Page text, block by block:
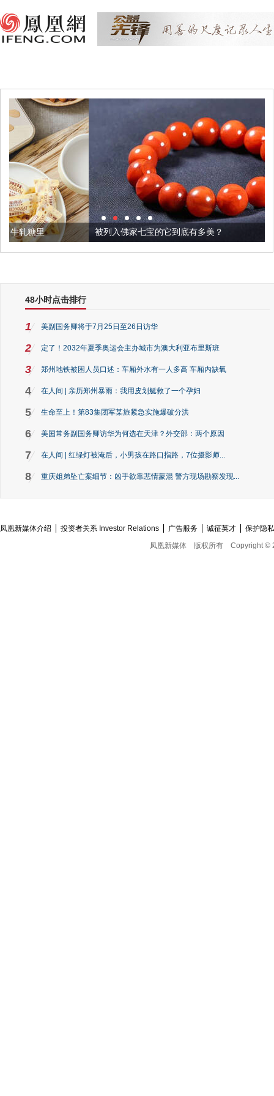
被列入佛家七宝的它到底有多美？
48小时点击排行
1 美副国务卿将于7月25日至26日访华
2 定了！2032年夏季奥运会主办城市为澳大利亚布里斯班
3 郑州地铁被困人员口述：车厢外水有一人多高 车厢内缺氧
4 在人间 | 亲历郑州暴雨：我用皮划艇救了一个孕妇
5 生命至上！第83集团军某旅紧急实施爆破分洪
6 美国常务副国务卿访华为何选在天津？外交部：两个原因
7 在人间 | 红绿灯被淹后，小男孩在路口指路，7位摄影师...
8 重庆姐弟坠亡案细节：凶手欲靠悲情蒙混 警方现场勘察发现...
凤凰新媒体介绍 投资者关系 Investor Relations 广告服务 诚征英才
保护隐
凤凰新媒体
版权所有 Copyright ©